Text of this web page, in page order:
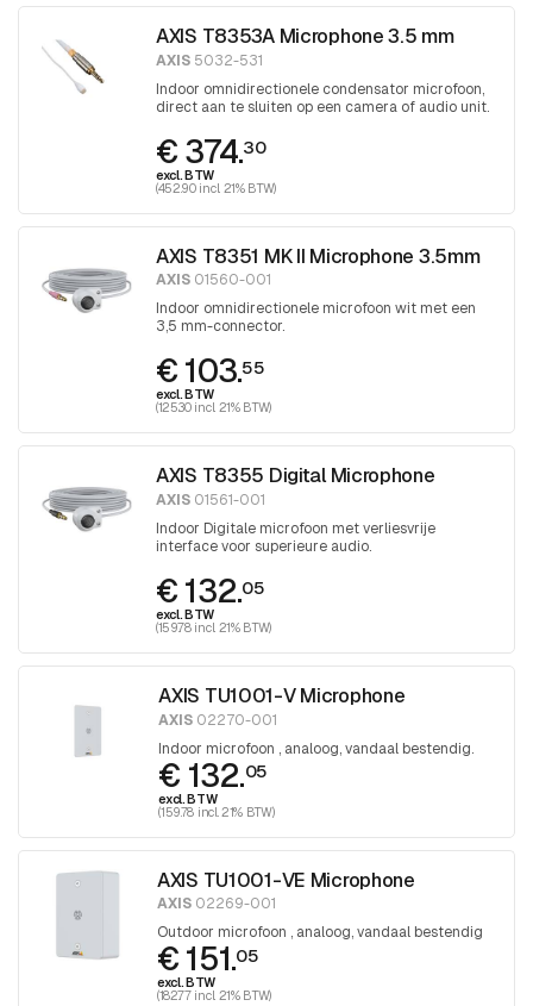
AXIS T8353A Microphone 3.5 mm
AXIS 5032-531
Indoor omnidirectionele condensator microfoon,
direct aan te sluiten op een camera of audio unit.
€ 374.30
excl. BTW
(452.90 incl. 21% BTW)
AXIS T8351 MK II Microphone 3.5mm
AXIS 01560-001
Indoor omnidirectionele microfoon wit met een
3,5 mm-connector.
€ 103.55
excl. BTW
(125.30 incl. 21% BTW)
AXIS T8355 Digital Microphone
AXIS 01561-001
Indoor Digitale microfoon met verliesvrije
interface voor superieure audio.
€ 132.05
excl. BTW
(159.78 incl. 21% BTW)
AXIS TU1001-V Microphone
AXIS 02270-001
Indoor microfoon , analoog, vandaal bestendig.
€ 132.05
excl. BTW
(159.78 incl. 21% BTW)
AXIS TU1001-VE Microphone
AXIS 02269-001
Outdoor microfoon , analoog, vandaal bestendig
€ 151.05
excl. BTW
(182.77 incl. 21% BTW)